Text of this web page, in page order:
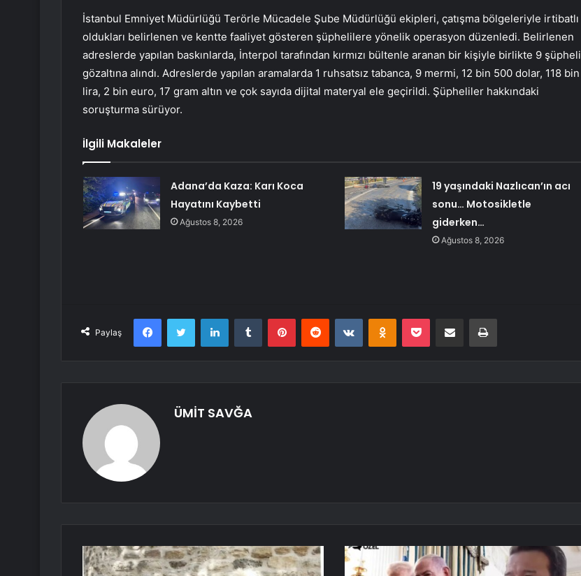
İstanbul Emniyet Müdürlüğü Terörle Mücadele Şube Müdürlüğü ekipleri, çatışma bölgeleriyle irtibatlı
oldukları belirlenen ve kentte faaliyet gösteren şüphelilere yönelik operasyon düzenledi. Belirlenen
adreslerde yapılan baskınlarda, İnterpol tarafından kırmızı bültenle aranan bir kişiyle birlikte 9 şüpheli
gözaltına alındı. Adreslerde yapılan aramalarda 1 ruhsatsız tabanca, 9 mermi, 12 bin 500 dolar, 118 bin
lira, 2 bin euro, 17 gram altın ve çok sayıda dijital materyal ele geçirildi. Şüpheliler hakkındaki
soruşturma sürüyor.
İlgili Makaleler
Adana’da Kaza: Karı Koca
Hayatını Kaybetti
Ağustos 8, 2026
19 yaşındaki Nazlıcan’ın acı
sonu… Motosikletle
giderken…
Ağustos 8, 2026
Paylaş
FacebookTwitter LinkedInTumblr PinterestReddit VKontakteOdnoklassniki
Pocket E-Posta ile paylaş Yazdır
ÜMİT SAVĞA